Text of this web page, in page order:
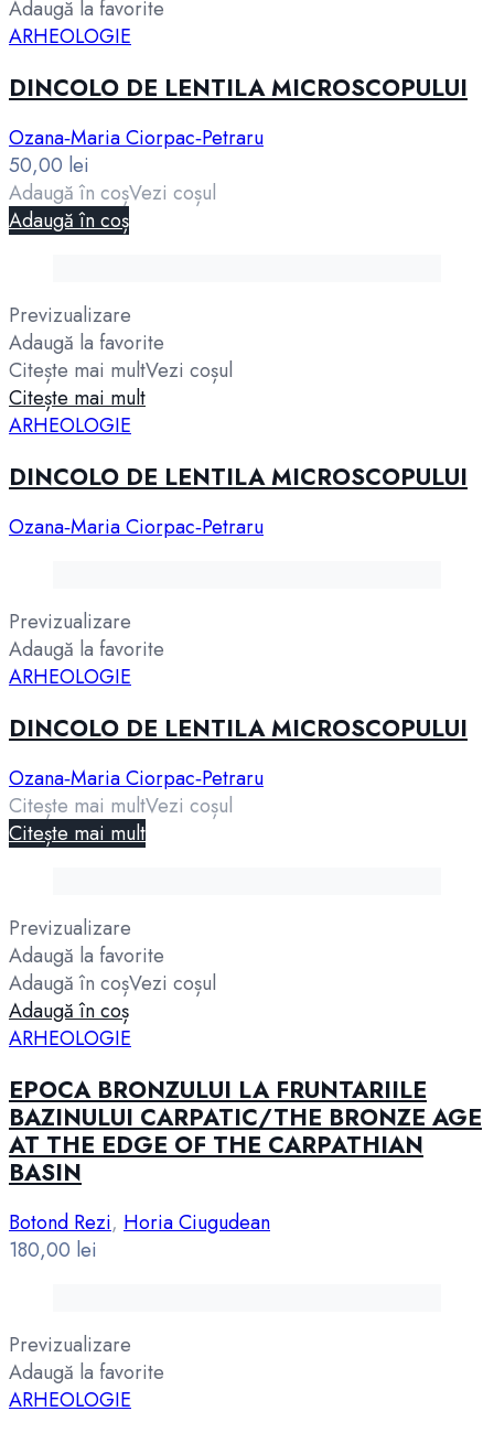
Adaugă la favorite
ARHEOLOGIE
DINCOLO DE LENTILA MICROSCOPULUI
Ozana‑Maria Ciorpac‑Petraru
50,00 lei
Adaugă în coșVezi coșul
Adaugă în coș
Previzualizare
Adaugă la favorite
Citește mai multVezi coșul
Citește mai mult
ARHEOLOGIE
DINCOLO DE LENTILA MICROSCOPULUI
Ozana‑Maria Ciorpac‑Petraru
Previzualizare
Adaugă la favorite
ARHEOLOGIE
DINCOLO DE LENTILA MICROSCOPULUI
Ozana‑Maria Ciorpac‑Petraru
Citește mai multVezi coșul
Citește mai mult
Previzualizare
Adaugă la favorite
Adaugă în coșVezi coșul
Adaugă în coș
ARHEOLOGIE
EPOCA BRONZULUI LA FRUNTARIILE
BAZINULUI CARPATIC/THE BRONZE AGE
AT THE EDGE OF THE CARPATHIAN
BASIN
Botond Rezi, Horia Ciugudean
180,00 lei
Previzualizare
Adaugă la favorite
ARHEOLOGIE